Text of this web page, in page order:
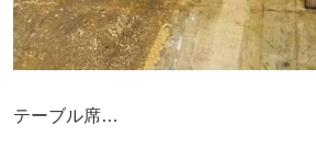
テーブル席…